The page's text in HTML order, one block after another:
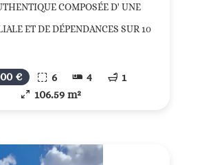
COMPOSÉE D' UNE
ET DE DÉPENDANCES SUR 10
€ 6 4
1
106.59 m²